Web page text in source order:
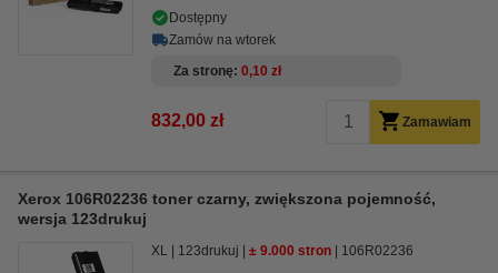
Dostępny
Zamów na wtorek
Za stronę 0,10 zł
832,00 zł Zamawiam
Xerox 106R02236 toner czarny, zwiększona pojemność,
wersja 123drukuj
XL 123drukuj ± 9.000 stron 106R02236